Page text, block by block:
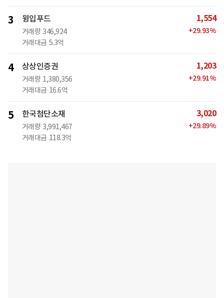
3 윙입푸드
거래량 346,924
거래대금 5.3억
1,554
+29.93%
4 상상인증권
거래량 1,380,356
거래대금 16.6억
1,203
+29.91%
5 한국첨단소재
거래량 3,991,467
거래대금 118.3억
3,020
+29.89%